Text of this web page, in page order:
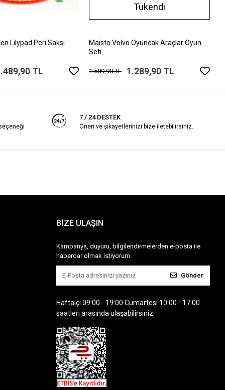
Lilypad Peri Saksı
TL
Tükendi
Maisto Volvo Oyuncak Araçlar Oyun
Seti
1.589,90 TL 1.289,90 TL
7 / 24 DESTEK
Öneri ve şikayetlerinizi bize iletebilirsiniz.
BİZE ULAŞIN
Kampanya, duyuru, bilgilendirmelerden e-posta ile
haberdar olmak istiyorum.
Gönder
Haftaiçi 09:00 - 19:00 Cumartesi 10:00 - 17:00
saatleri arasında ulaşabilirsiniz.